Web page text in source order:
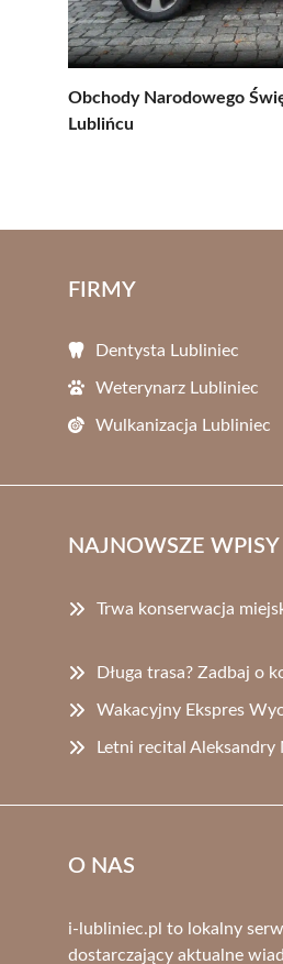
Obchody Narodowego
Lublińcu
FIRMY
Dentysta Lubliniec
Weterynarz Lubliniec
Wulkanizacja Lubliniec
NAJNOWSZE WPISY
Trwa konserwacja
Długa trasa? Zadbaj o
Wakacyjny Ekspres
Letni recital
O NAS
i-lubliniec.pl to lokalny
dostarczający aktualne